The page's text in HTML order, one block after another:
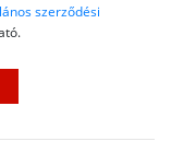
szerződési